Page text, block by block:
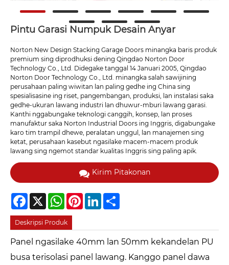
Pintu Garasi Numpuk Desain Anyar
Norton New Design Stacking Garage Doors minangka baris produk
premium sing diprodhuksi dening Qingdao Norton Door
Technology Co., Ltd. Didegake tanggal 14 Januari 2005, Qingdao
Norton Door Technology Co., Ltd. minangka salah sawijining
perusahaan paling wiwitan lan paling gedhe ing China sing
spesialisasine ing riset, pangembangan, produksi, lan instalasi saka
gedhe-ukuran lawang industri lan dhuwur-mburi lawang garasi.
Kanthi nggabungake teknologi canggih, konsep, lan proses
manufaktur saka Norton Industrial Doors ing Inggris, digabungake
karo tim trampil dhewe, peralatan unggul, lan manajemen sing
ketat, perusahaan kasebut ngasilake macem-macem produk
lawang sing ngemot standar kualitas Inggris sing paling apik.
Kirim Pitakonan
Facebook
X WhatsAppPinterestLinkedIn
Deskripsi Produk
Panel ngasilake 40mm lan 50mm kekandelan PU
busa terisolasi panel lawang. Kanggo panel dawa